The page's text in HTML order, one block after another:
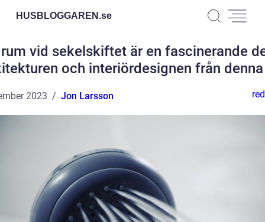
HUSBLOGGAREN.se
vid sekelskiftet är en fascinerande
och interiördesignen från
2023 Jon Larsson